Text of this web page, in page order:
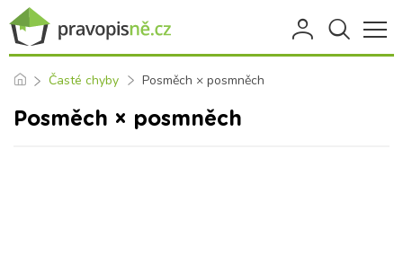
Časté chyby Posměch × posmněch
Posměch × posmněch